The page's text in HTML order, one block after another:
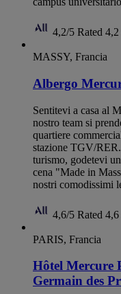
4,2/5 Rated
MASSY, Francia
Albergo
Sentitevi a casa al
nostro team si
quartiere
stazione TGV/
turismo, godetevi
cena "Made in
nostri comodissimi
4,6/5 Rated
PARIS, Francia
Hôtel Mercure
Germain des